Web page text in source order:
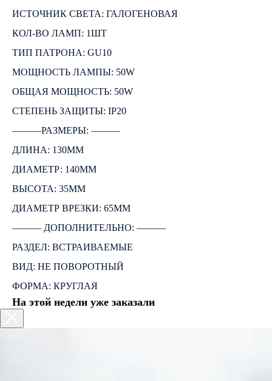
ИСТОЧНИК СВЕТА: ГАЛОГЕНОВАЯ
КОЛ-ВО ЛАМП: 1ШТ
ТИП ПАТРОНА: GU10
МОЩНОСТЬ ЛАМПЫ: 50W
ОБЩАЯ МОЩНОСТЬ: 50W
СТЕПЕНЬ ЗАЩИТЫ: IP20
―――РАЗМЕРЫ: ―――
ДЛИНА: 130ММ
ДИАМЕТР: 140ММ
ВЫСОТА: 35ММ
ДИАМЕТР ВРЕЗКИ: 65ММ
――― ДОПОЛНИТЕЛЬНО: ―――
РАЗДЕЛ: ВСТРАИВАЕМЫЕ
ВИД: НЕ ПОВОРОТНЫЙ
ФОРМА: КРУГЛАЯ
На этой недели уже заказали